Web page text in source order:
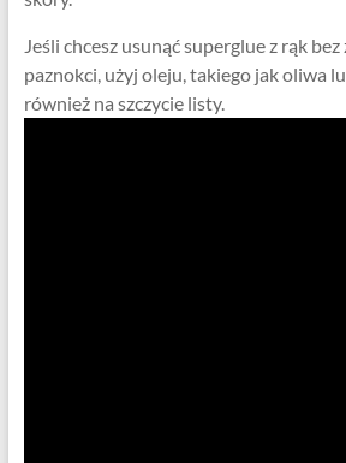
Jeśli chcesz usunąć superglue z rąk
paznokci, użyj oleju, takiego jak oliwa
również na szczycie listy.